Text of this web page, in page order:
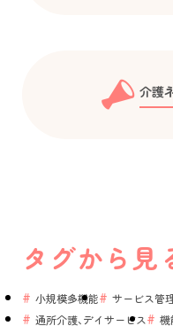
介護
タグから見
小規模多機能 サービス管
通所介護、デイサービス
機